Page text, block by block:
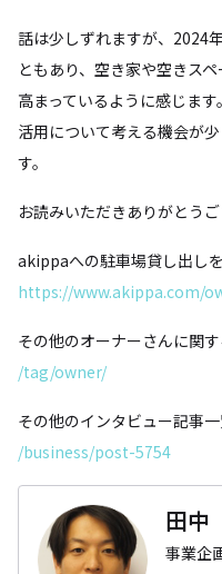
話は少しずれますが、2024
ともあり、空き家や空きス
高まっているように感じま
活用について考える機会が
す。
お読みいただきありがとうご
akippaへの駐車場貸し出し
https://www.akippa.com/
その他のオーナーさんに関
/tag/owner/
その他のインタビュー記事
/business/post-5754
田
事業企